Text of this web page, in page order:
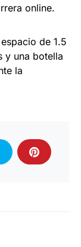
online.
de 1.5
y una botella
la